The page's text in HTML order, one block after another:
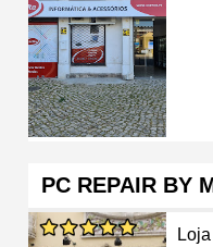
PC REPAIR BY